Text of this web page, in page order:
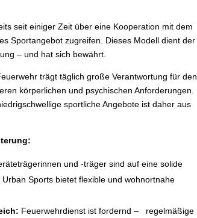
seit einiger Zeit über eine Kooperation mit dem
Sportangebot zugreifen. Dieses Modell dient der
– und hat sich bewährt.
trägt täglich große Verantwortung für den
körperlichen und psychischen Anforderungen.
sportliche Angebote ist daher aus
und -träger sind auf eine solide
Sports bietet flexible und wohnortnahe
Feuerwehrdienst ist fordernd – regelmäßige